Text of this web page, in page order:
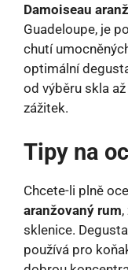
Damoiseau
Guadeloupe, je
chutí
optimální
od výběru skla
zážitek.
Tipy na
Chcete-li plně
aranžovaný rum
sklenice.
používá pro